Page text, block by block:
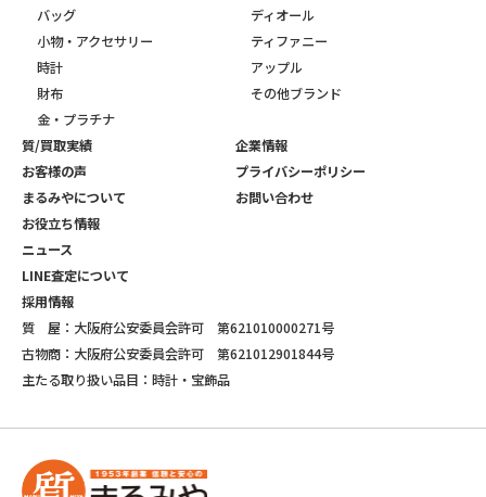
バッグ
小物・アクセサリー
時計
財布
金・プラチナ
ディオール
ティファニー
アップル
その他ブランド
質/買取実績
お客様の声
まるみやについて
お役立ち情報
ニュース
LINE査定について
採用情報
企業情報
プライバシーポリシー
お問い合わせ
質 屋：大阪府公安委員会許可 第621010000271号
古物商：大阪府公安委員会許可 第621012901844号
主たる取り扱い品目：時計・宝飾品